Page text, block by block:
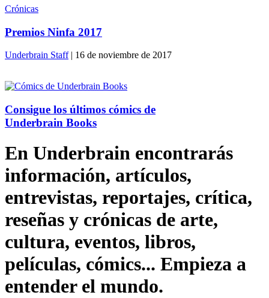
Crónicas
Premios Ninfa 2017
Underbrain Staff| 16 de noviembre de 2017
Consigue los últimos cómics de
Underbrain Books
En Underbrain encontrarás
información, artículos,
entrevistas, reportajes, crítica,
reseñas y crónicas de arte,
cultura, eventos, libros,
películas, cómics... Empieza a
entender el mundo.